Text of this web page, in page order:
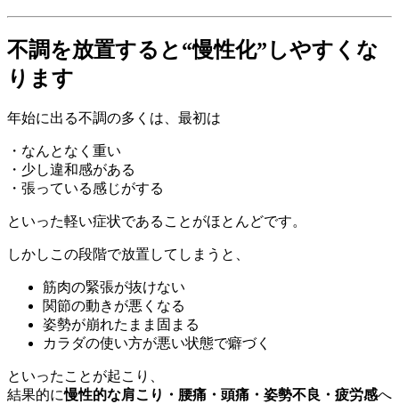
不調を放置すると“慢性化”しやすくな
ります
年始に出る不調の多くは、最初は
・なんとなく重い
・少し違和感がある
・張っている感じがする
といった軽い症状であることがほとんどです。
しかしこの段階で放置してしまうと、
筋肉の緊張が抜けない
関節の動きが悪くなる
姿勢が崩れたまま固まる
カラダの使い方が悪い状態で癖づく
といったことが起こり、
結果的に慢性的な肩こり・腰痛・頭痛・姿勢不良・疲労感へ